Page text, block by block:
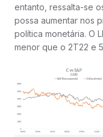
entanto, ressalta-se
possa aumentar nos
política monetária. O
menor que o 2T22 e